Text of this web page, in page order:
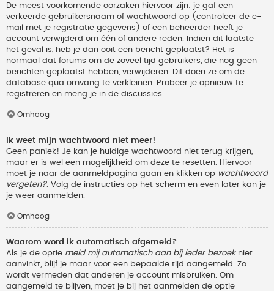
De meest voorkomende oorzaken hiervoor zijn: je gaf een
verkeerde gebruikersnaam of wachtwoord op (controleer de e-
mail met je registratie gegevens) of een beheerder heeft je
account verwijderd om één of andere reden. Indien dit laatste
het geval is, heb je dan ooit een bericht geplaatst? Het is
normaal dat forums om de zoveel tijd gebruikers, die nog geen
berichten geplaatst hebben, verwijderen. Dit doen ze om de
database qua omvang te verkleinen. Probeer je opnieuw te
registreren en meng je in de discussies.
Omhoog
Ik weet mijn wachtwoord niet meer!
Geen paniek! Je kan je huidige wachtwoord niet terug krijgen,
maar er is wel een mogelijkheid om deze te resetten. Hiervoor
moet je naar de aanmeldpagina gaan en klikken op wachtwoord
vergeten?. Volg de instructies op het scherm en even later kan je
je weer aanmelden.
Omhoog
Waarom word ik automatisch afgemeld?
Als je de optie meld mij automatisch aan bij ieder bezoekniet
aanvinkt, blijf je maar voor een bepaalde tijd aangemeld. Zo
wordt vermeden dat anderen je account misbruiken. Om
aangemeld te blijven, moet je bij het aanmelden de optie